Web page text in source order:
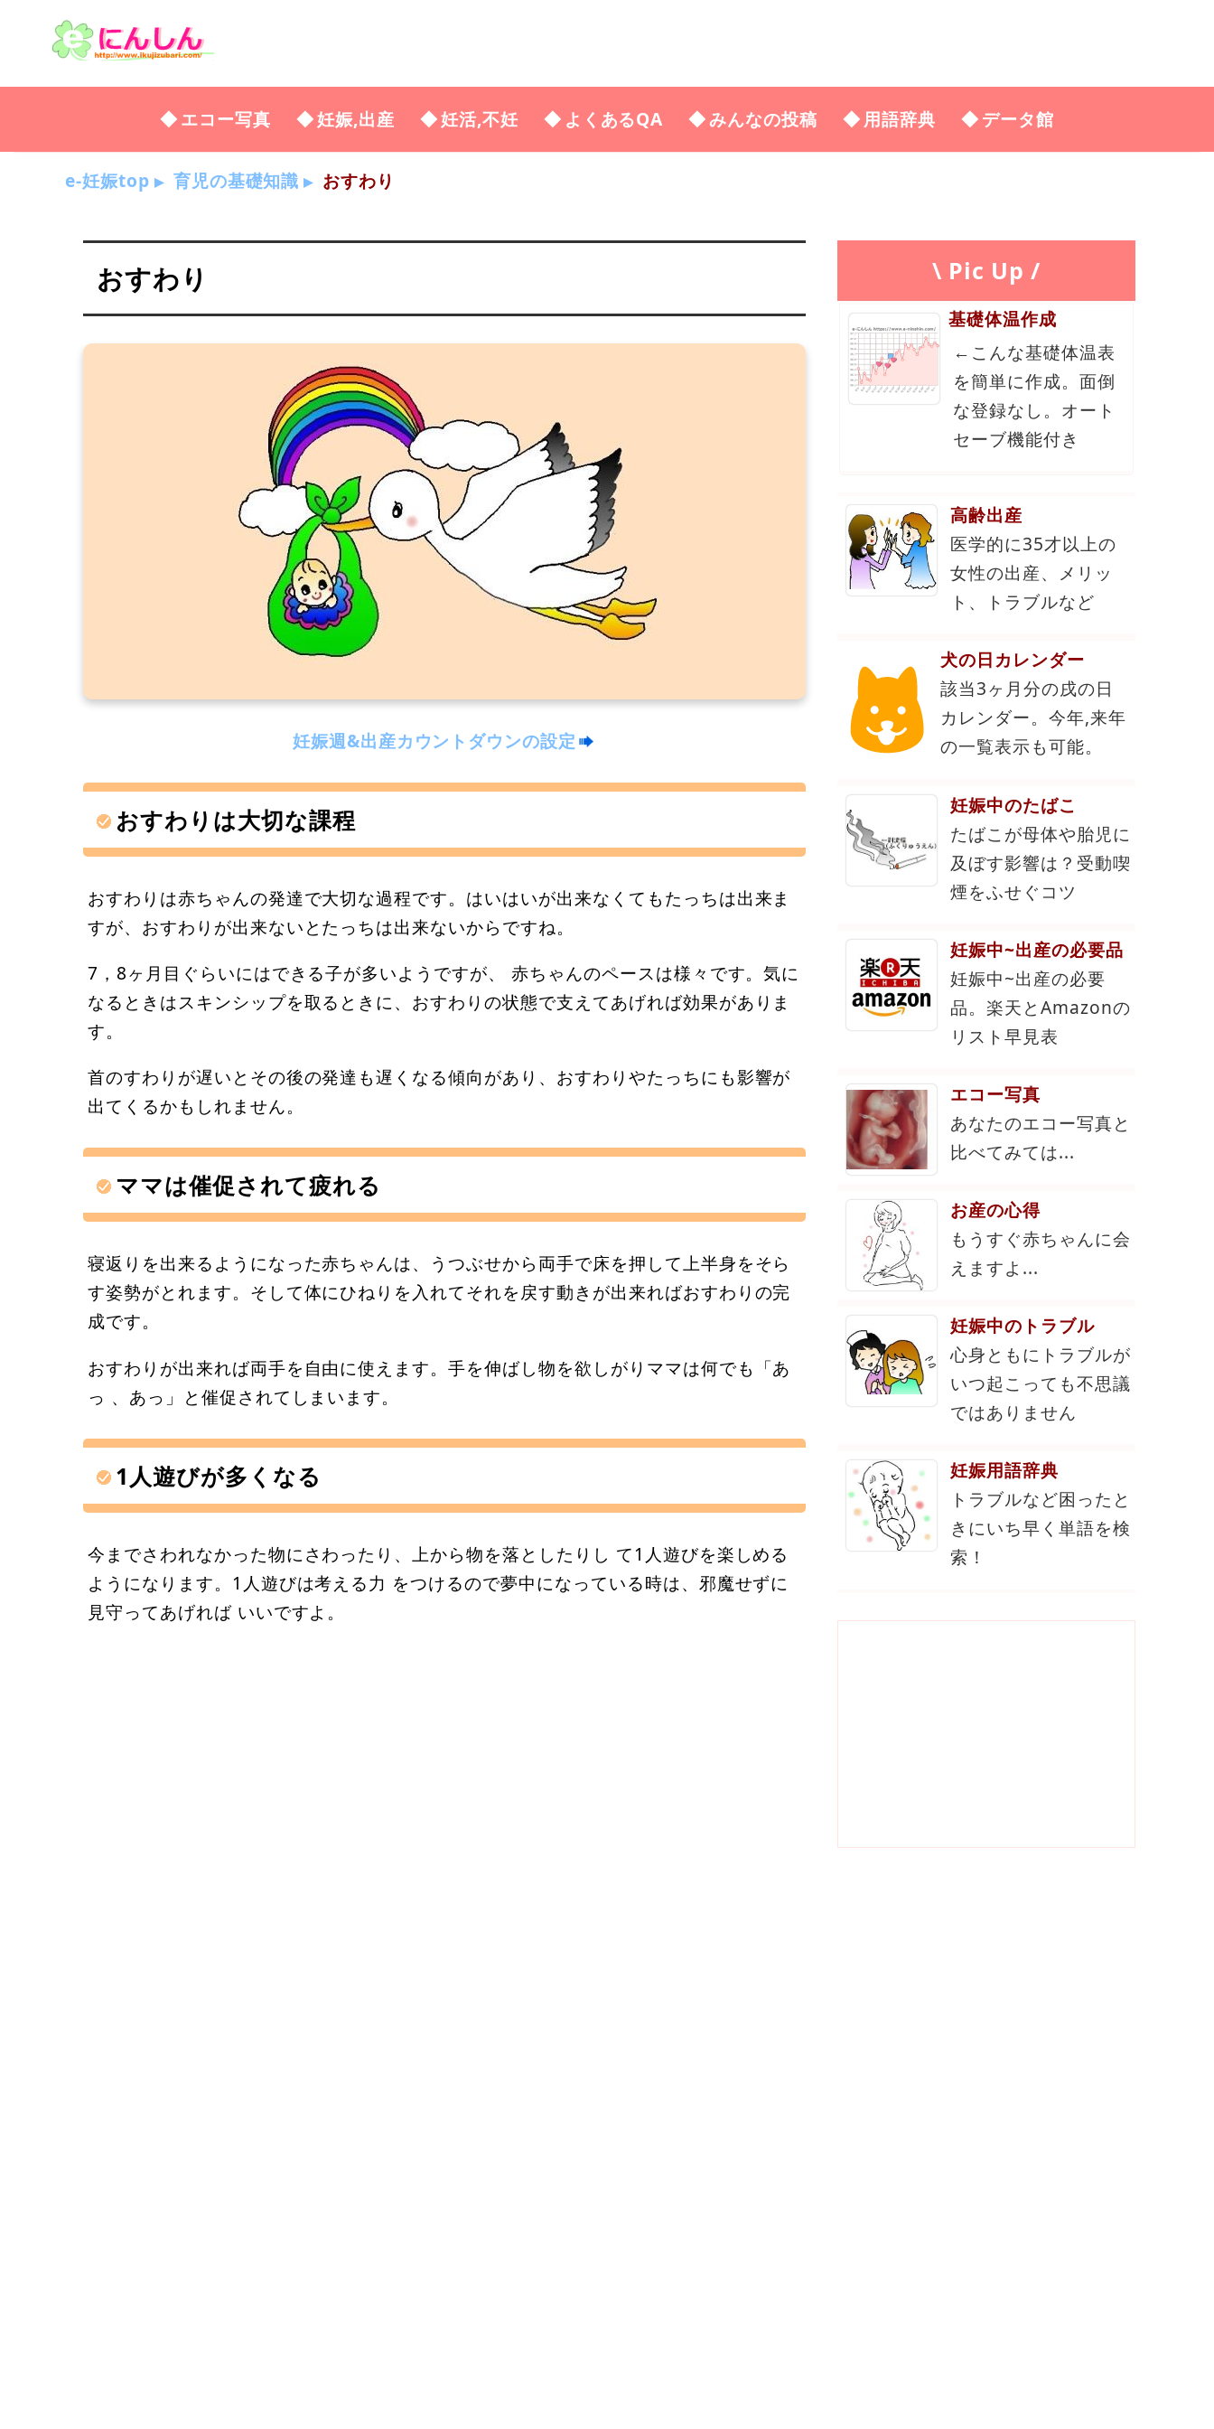
エコー写真 妊娠,出産 妊活,不妊 よくあるQA みんなの投稿 用語辞典 データ館
e-妊娠top 育児の基礎知識 おすわり
おすわり
妊娠週&出産カウントダウンの設定
おすわりは大切な課程
おすわりは赤ちゃんの発達で大切な過程です。はいはいが出来なくてもたっちは出来ま
すが、おすわりが出来ないとたっちは出来ないからですね。
7，8ヶ月目ぐらいにはできる子が多いようですが、 赤ちゃんのペースは様々です。気に
なるときはスキンシップを取るときに、おすわりの状態で支えてあげれば効果がありま
す。
首のすわりが遅いとその後の発達も遅くなる傾向があり、おすわりやたっちにも影響が
出てくるかもしれません。
ママは催促されて疲れる
寝返りを出来るようになった赤ちゃんは、うつぶせから両手で床を押して上半身をそら
す姿勢がとれます。そして体にひねりを入れてそれを戻す動きが出来ればおすわりの完
成です。
おすわりが出来れば両手を自由に使えます。手を伸ばし物を欲しがりママは何でも「あ
っ 、あっ」と催促されてしまいます。
1人遊びが多くなる
今までさわれなかった物にさわったり、上から物を落としたりし て1人遊びを楽しめる
ようになります。1人遊びは考える力 をつけるので夢中になっている時は、邪魔せずに
見守ってあげれば いいですよ。
\ Pic Up /
基礎体温作成
←こんな基礎体温表
を簡単に作成。面倒
な登録なし。オート
セーブ機能付き
高齢出産
医学的に35才以上の
女性の出産、メリッ
ト、トラブルなど
犬の日カレンダー
該当3ヶ月分の戌の日
カレンダー。今年,来年
の一覧表示も可能。
妊娠中のたばこ
たばこが母体や胎児に
及ぼす影響は？受動喫
煙をふせぐコツ
妊娠中~出産の必要品
妊娠中~出産の必要
品。楽天とAmazonの
リスト早見表
エコー写真
あなたのエコー写真と
比べてみては...
お産の心得
もうすぐ赤ちゃんに会
えますよ...
妊娠中のトラブル
心身ともにトラブルが
いつ起こっても不思議
ではありません
妊娠用語辞典
トラブルなど困ったと
きにいち早く単語を検
索！